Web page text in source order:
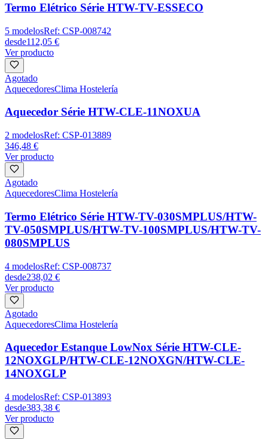
Termo Elétrico Série HTW-TV-ESSECO
5 modelosRef: CSP-008742
desde112,05 €
Ver producto
Agotado
AquecedoresClima Hostelería
Aquecedor Série HTW-CLE-11NOXUA
2 modelosRef: CSP-013889
346,48 €
Ver producto
Agotado
AquecedoresClima Hostelería
Termo Elétrico Série HTW-TV-030SMPLUS/HTW-
TV-050SMPLUS/HTW-TV-100SMPLUS/HTW-TV-
080SMPLUS
4 modelosRef: CSP-008737
desde238,02 €
Ver producto
Agotado
AquecedoresClima Hostelería
Aquecedor Estanque LowNox Série HTW-CLE-
12NOXGLP/HTW-CLE-12NOXGN/HTW-CLE-
14NOXGLP
4 modelosRef: CSP-013893
desde383,38 €
Ver producto